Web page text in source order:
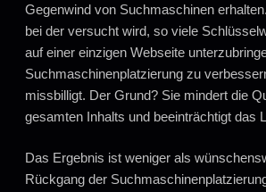
Gegenwind von Suchmaschinen
bei der versucht wird, so viele
auf einer einzigen Webseite
Suchmaschinenplatzierung zu
missbilligt. Der Grund? Sie mindert die
gesamten Inhalts und beeinträchtigt das
Das Ergebnis ist weniger als
Rückgang der